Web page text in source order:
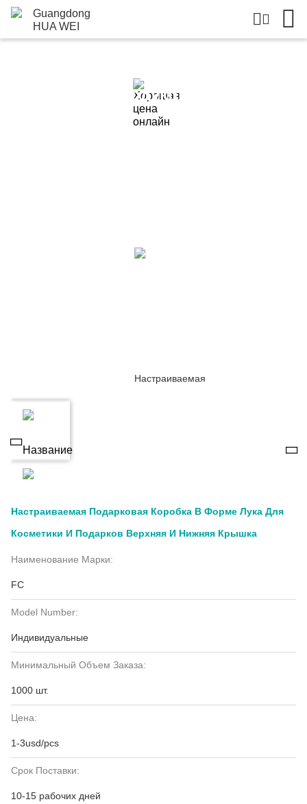
Подробная Информация О
Продукции
Настраиваемая Подарковая Коробка В Форме Лука Для
Косметики И Подарков Верхняя И Нижняя Крышка
Наименование Марки:
FC
Model Number:
Индивидуальные
Минимальный Объем Заказа:
1000 шт.
Цена:
1-3usd/pcs
Срок Поставки:
10-15 рабочих дней